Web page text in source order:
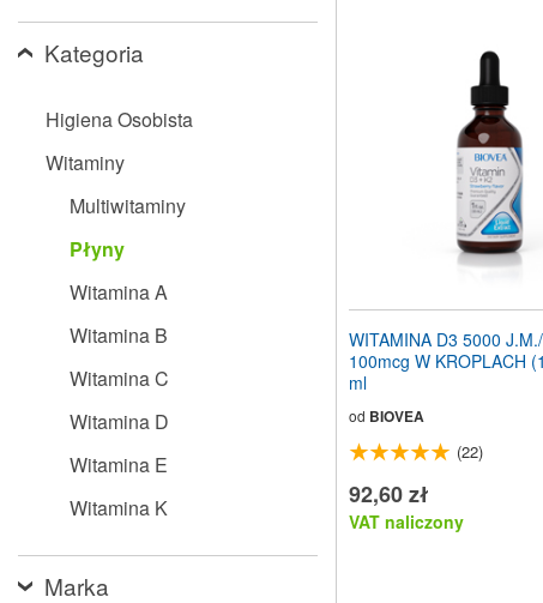
aby
dostosować
stronę
niedowidzących,
korzystają
klawisze
otworzyć
dostępu.
Kategoria
Higiena Osobista
Witaminy
Multiwitaminy
Płyny
Witamina A
Witamina B
Witamina C
Witamina D
Witamina E
Witamina K
Marka
WITAMINA D3 5000
100mcg W KROPLACH
ml
od BIOVEA
(22)
92,60 zł
VAT naliczony